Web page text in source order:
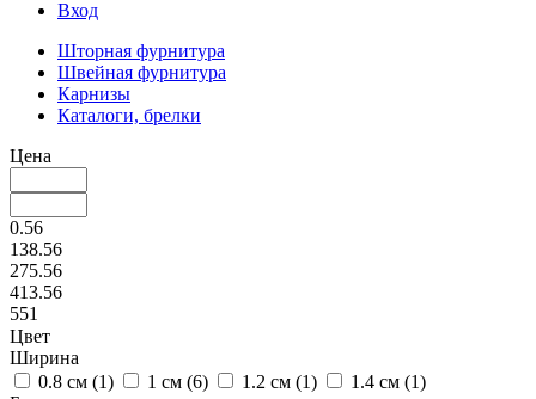
Вход
Шторная фурнитура
Швейная фурнитура
Карнизы
Каталоги, брелки
Цена
0.56
138.56
275.56
413.56
551
Цвет
Ширина
0.8 см (1) 1 см (6) 1.2 см (1) 1.4 см (1)